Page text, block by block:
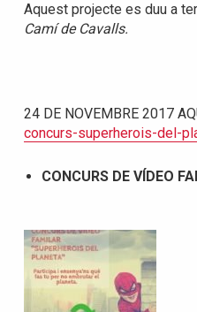
Aquest projecte es duu a
Camí de Cavalls.
24 DE NOVEMBRE 2017
concurs-superherois-del-
CONCURS DE VÍDEO